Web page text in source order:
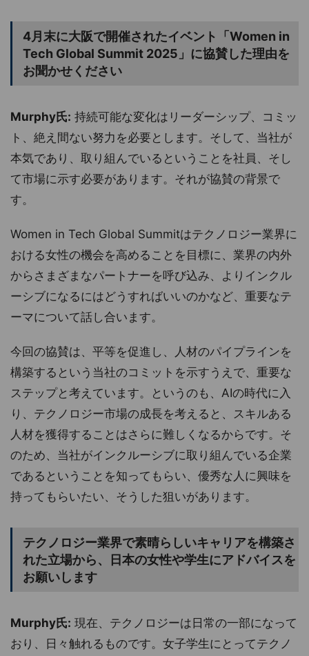
4月末に大阪で開催されたイベント「Women in
Tech Global Summit 2025」に協賛した理由を
お聞かせください
Murphy氏: 持続可能な変化はリーダーシップ、コミッ
ト、絶え間ない努力を必要とします。そして、当社が
本気であり、取り組んでいるということを社員、そし
て市場に示す必要があります。それが協賛の背景で
す。
Women in Tech Global Summitはテクノロジー業界に
おける女性の機会を高めることを目標に、業界の内外
からさまざまなパートナーを呼び込み、よりインクル
ーシブになるにはどうすればいいのかなど、重要なテ
ーマについて話し合います。
今回の協賛は、平等を促進し、人材のパイプラインを
構築するという当社のコミットを示すうえで、重要な
ステップと考えています。というのも、AIの時代に入
り、テクノロジー市場の成長を考えると、スキルある
人材を獲得することはさらに難しくなるからです。そ
のため、当社がインクルーシブに取り組んでいる企業
であるということを知ってもらい、優秀な人に興味を
持ってもらいたい、そうした狙いがあります。
テクノロジー業界で素晴らしいキャリアを構築さ
れた立場から、日本の女性や学生にアドバイスを
お願いします
Murphy氏: 現在、テクノロジーは日常の一部になって
おり、日々触れるものです。女子学生にとってテクノ